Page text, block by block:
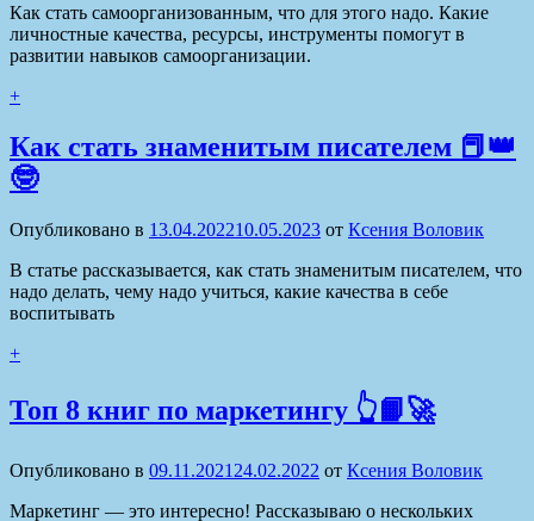
Как стать самоорганизованным, что для этого надо. Какие
личностные качества, ресурсы, инструменты помогут в
развитии навыков самоорганизации.
+
Как стать знаменитым писателем 📕👑
🤓
Опубликовано в 13.04.202210.05.2023 от Ксения Воловик
В статье рассказывается, как стать знаменитым писателем, что
надо делать, чему надо учиться, какие качества в себе
воспитывать
+
Топ 8 книг по маркетингу 👆📙🚀
Опубликовано в 09.11.202124.02.2022 от Ксения Воловик
Маркетинг — это интересно! Рассказываю о нескольких